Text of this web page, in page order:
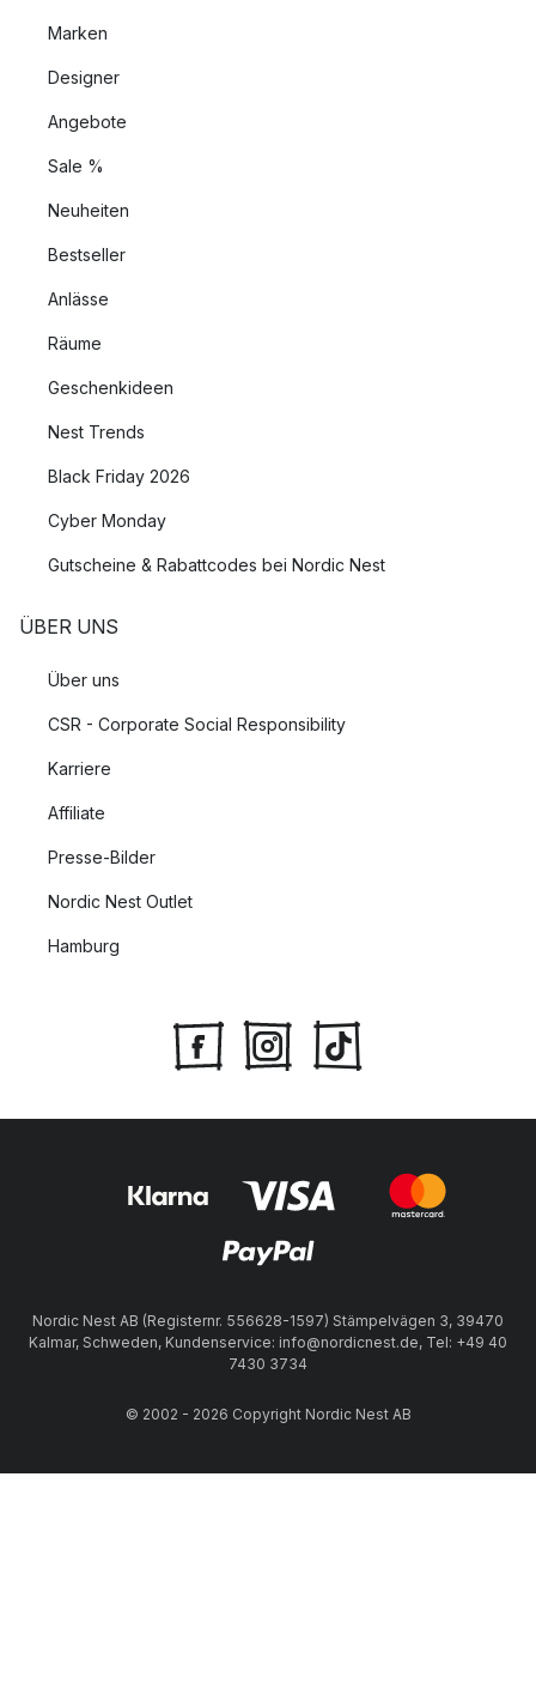
Marken
Designer
Angebote
Sale %
Neuheiten
Bestseller
Anlässe
Räume
Geschenkideen
Nest Trends
Black Friday 2026
Cyber Monday
Gutscheine & Rabattcodes bei Nordic Nest
ÜBER UNS
Über uns
CSR - Corporate Social Responsibility
Karriere
Affiliate
Presse-Bilder
Nordic Nest Outlet
Hamburg
Nordic Nest AB (Registernr. 556628-1597) Stämpelvägen 3, 39470
Kalmar, Schweden, Kundenservice: info@nordicnest.de, Tel: +49 40
7430 3734
© 2002 - 2026 Copyright Nordic Nest AB